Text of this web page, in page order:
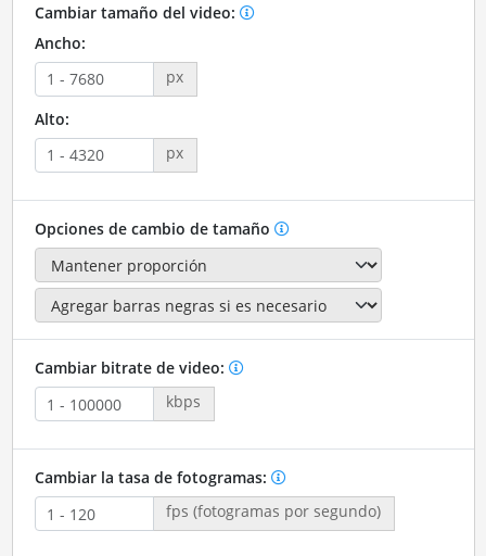
Cambiar tamaño del video:
Ancho:
px
Alto:
px
Opciones de cambio de tamaño
Cambiar bitrate de video:
kbps
Cambiar la tasa de fotogramas:
fps (fotogramas por segundo)